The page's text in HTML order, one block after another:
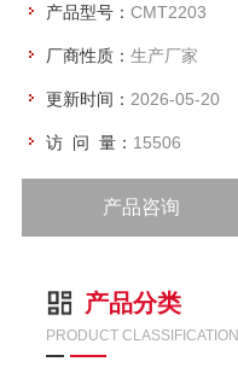
产品型号： CMT2203
厂商性质： 生产厂家
更新时间： 2026-05-20
访 问 量： 15506
产品咨询
产品分类
PRODUCT CLASSIFICATION